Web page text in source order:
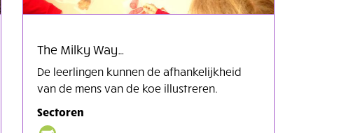
The Milky Way…
De leerlingen kunnen de afhankelijkheid
van de mens van de koe illustreren.
Sectoren